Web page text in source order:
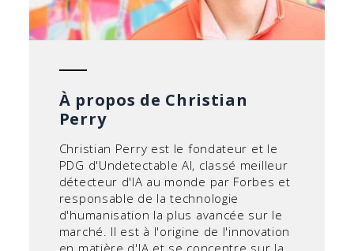
À propos de Christian
Perry
Christian Perry est le fondateur et le
PDG d'Undetectable AI, classé meilleur
détecteur d'IA au monde par Forbes et
responsable de la technologie
d'humanisation la plus avancée sur le
marché. Il est à l'origine de l'innovation